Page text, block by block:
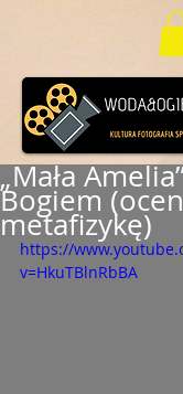
„Mała
Bogiem
metafizykę)
https://
v=HkuTBlnRbBA